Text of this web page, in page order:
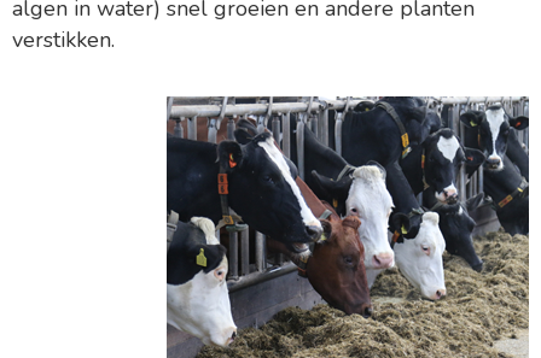
algen in water) snel groeien en andere planten
verstikken.